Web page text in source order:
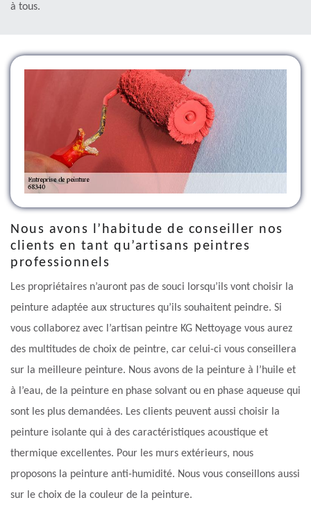
à tous.
Nous avons l’habitude de conseiller nos
clients en tant qu’artisans peintres
professionnels
Les propriétaires n’auront pas de souci lorsqu’ils vont choisir la
peinture adaptée aux structures qu’ils souhaitent peindre. Si
vous collaborez avec l’artisan peintre KG Nettoyage vous aurez
des multitudes de choix de peintre, car celui-ci vous conseillera
sur la meilleure peinture. Nous avons de la peinture à l’huile et
à l’eau, de la peinture en phase solvant ou en phase aqueuse qui
sont les plus demandées. Les clients peuvent aussi choisir la
peinture isolante qui à des caractéristiques acoustique et
thermique excellentes. Pour les murs extérieurs, nous
proposons la peinture anti-humidité. Nous vous conseillons aussi
sur le choix de la couleur de la peinture.